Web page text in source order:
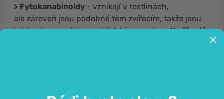
> Fytokanabinoidy - vznikají v rostlinách,
ale zároveň jsou podobné těm zvířecím, takže jsou
také schopny aktivovat i lidské receptory.V přírodě